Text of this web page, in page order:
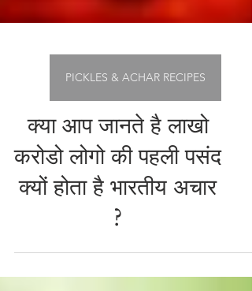
क्या आप जानते है लाखो
करोडो लोगो की पहली पसंद
क्यों होता है भारतीय अचार
?